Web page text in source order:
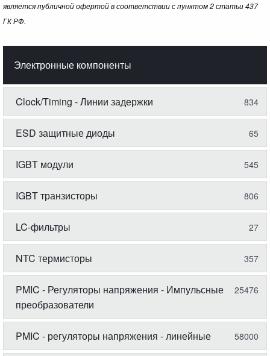
является публичной офертой в соответствии с пунктом 2 статьи 437
ГК РФ.
Электронные компоненты
Clock/Timing - Линии задержки 834
ESD защитные диоды 65
IGBT модули 545
IGBT транзисторы 806
LC-фильтры 27
NTC термисторы 357
PMIC - Регуляторы напряжения - Импульсные
преобразователи
25476
PMIC - регуляторы напряжения - линейные 58000